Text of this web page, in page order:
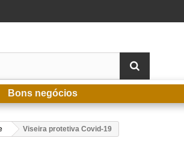
Bons negócios
Viseira protetiva Covid-19